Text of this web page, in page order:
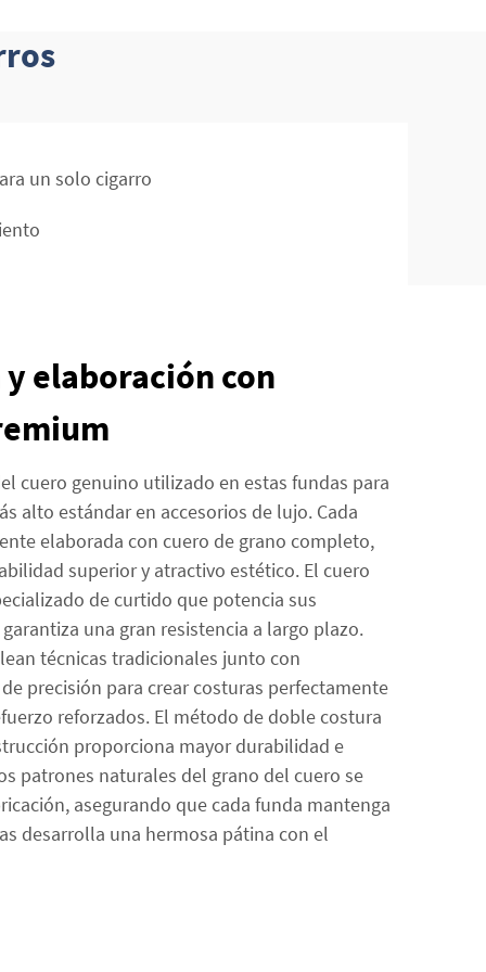
un solo cigarro
elaboración con
cuero genuino utilizado en estas fundas para
alto estándar en accesorios de lujo. Cada
elaborada con cuero de grano completo,
superior y atractivo estético. El cuero
de curtido que potencia sus
una gran resistencia a largo plazo.
técnicas tradicionales junto con
precisión para crear costuras perfectamente
reforzados. El método de doble costura
proporciona mayor durabilidad e
patrones naturales del grano del cuero se
asegurando que cada funda mantenga
desarrolla una hermosa pátina con el